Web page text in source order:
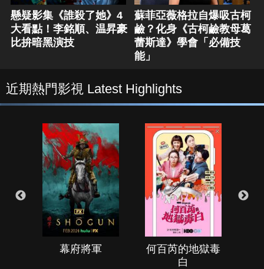
懸疑影集《誰殺了她》4
大看點！李銘順、温昇豪
比拚暗黑演技
蘇菲亞薇格拉自爆吸古柯
鹼？化身《古柯鹼教母葛
蕾斯達》學會「必備技
能」
近期熱門影視 Latest Highlights
幕府將軍
何百芮的地獄毒
白